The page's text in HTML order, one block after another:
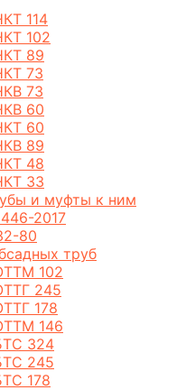
114
102
89
73
73
60
60
89
48
33
и муфты к ним
2017
80
труб
102
245
178
146
324
245
178